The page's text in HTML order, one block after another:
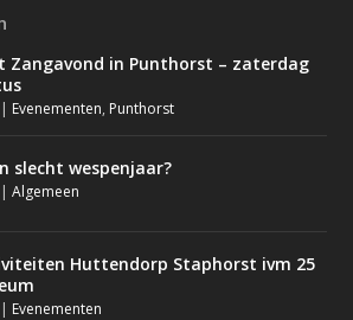
Zangavond in Punthorst – zaterdag
| Evenementen, Punthorst
slecht wespenjaar?
|Algemeen
Huttendorp Staphorst ivm 25
| Evenementen